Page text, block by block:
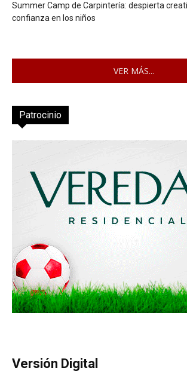
Summer Camp de Carpintería: despierta
confianza en los niños
VER MÁS...
Patrocinio
Versión Digital